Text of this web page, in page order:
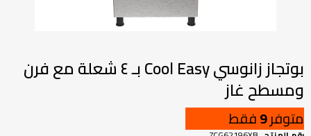
بداية
معرض
الصور
بوتجاز زانوسي Cool Easy بـ ٤ شعلة مع فرن
ومسطح غاز
متوفر9فقط